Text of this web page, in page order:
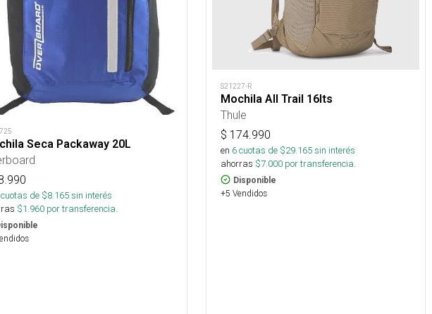
Seca Packaway 20L
cuotas de $8.165sin interés
$1.960 por transferencia.
S21227-R
Mochila All Trail 16lts
Thule
$ 174.990
en 6cuotas de $29.165sin interés
ahorras $7.000 por transferencia.
Disponible
+5 Vendidos